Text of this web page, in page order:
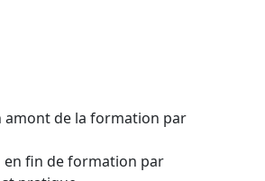
amont de la formation par
en fin de formation par